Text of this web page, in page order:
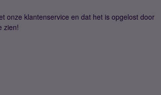
onze klantenservice en dat het is opgelost door
zien!